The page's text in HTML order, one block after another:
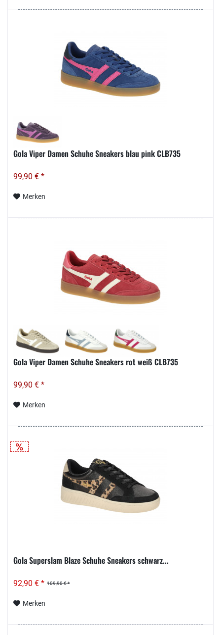
Gola Viper Damen Schuhe Sneakers blau pink CLB735
99,90 € *
Merken
Gola Viper Damen Schuhe Sneakers rot weiß CLB735
99,90 € *
Merken
Gola Superslam Blaze Schuhe Sneakers schwarz...
109,90 € *
92,90 € *
Merken